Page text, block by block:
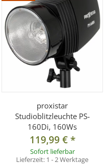
proxistar
Studioblitzleuchte PS-
160Di, 160Ws
119,99 €*
Sofort lieferbar
Lieferzeit: 1 - 2 Werktage